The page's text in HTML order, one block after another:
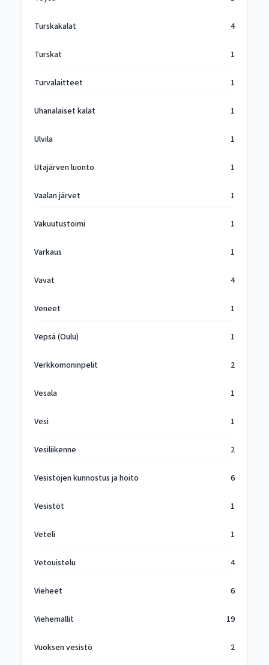
Turskakalat 4
Turskat 1
Turvalaitteet 1
Uhanalaiset kalat 1
Ulvila 1
Utajärven luonto 1
Vaalan järvet 1
Vakuutustoimi 1
Varkaus 1
Vavat 4
Veneet 1
Vepsä (Oulu) 1
Verkkomoninpelit 2
Vesala 1
Vesi 1
Vesiliikenne 2
Vesistöjen kunnostus ja hoito 6
Vesistöt 1
Veteli 1
Vetouistelu 4
Vieheet 6
Viehemallit 19
Vuoksen vesistö 2